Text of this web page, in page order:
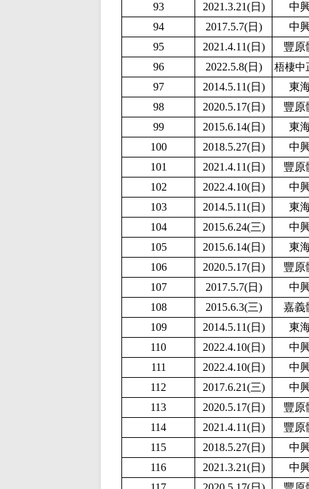
93
2021.3.21(日)
中
94
2017.5.7(日)
中
95
2021.4.11(日)
豐原
96
2022.5.8(日) 梧棲中
97 2014.5.11(日)
東
98
2020.5.17(日)
豐原
99
2015.6.14(日)
東
100
2018.5.27(日)
中
101
2021.4.11(日)
豐原
102
2022.4.10(日)
中
103
2014.5.11(日)
東
104
2015.6.24(三)
中
105
2015.6.14(日)
東
106
2020.5.17(日)
豐原
107
2017.5.7(日)
中
108
2015.6.3(三)
嘉義
109
2014.5.11(日)
東
110
2022.4.10(日)
中
111
2022.4.10(日)
中
112
2017.6.21(三)
中
113
2020.5.17(日)
豐原
114
2021.4.11(日)
豐原
115
2018.5.27(日)
中
116
2021.3.21(日)
中